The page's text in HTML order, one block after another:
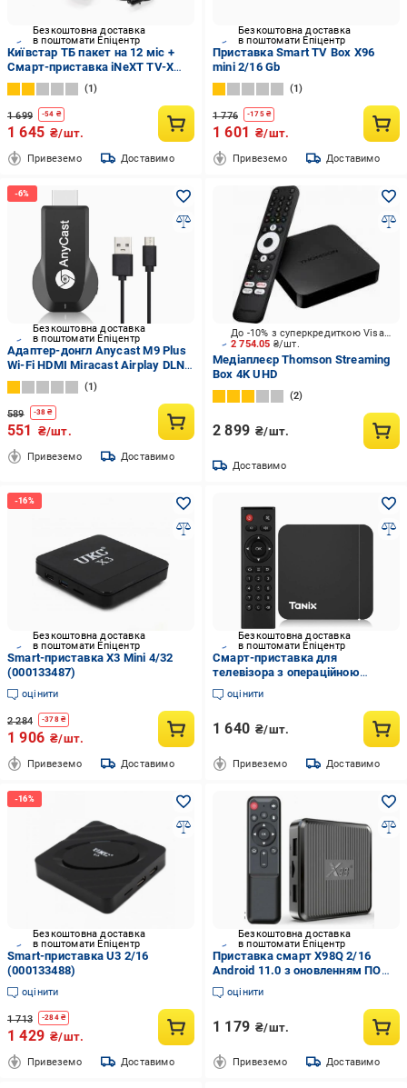
Безкоштовна доставка
в поштомати Епіцентр
Київстар ТБ пакет на 12 міс +
Смарт-приставка iNeXT TV-X
Smart TV Box Android TV 10 (583-
1)
1
1 699 -54 ₴
1 645 ₴/шт.
Привеземо Доставимо
Безкоштовна доставка
в поштомати Епіцентр
Приставка Smart TV Box X96
mini 2/16 Gb
1
1 776 -175₴
1 601 ₴/шт.
Привеземо Доставимо
Безкоштовна доставка
в поштомати Епіцентр
Адаптер-донгл Anycast M9 Plus
Wi-Fi HDMI Miracast Airplay DLNA
(502864)
1
589 -38 ₴
551 ₴/шт.
Привеземо Доставимо
2 754.05 ₴/шт.
До -10% з суперкредиткою Visa Вигода
Медіаплеєр Thomson Streaming
Box 4K UHD
2
2 899 ₴/шт.
Доставимо
Безкоштовна доставка
в поштомати Епіцентр
Smart-приставка X3 Mini 4/32
(000133487)
оцінити
2 284 -378₴
1 906 ₴/шт.
Привеземо Доставимо
Безкоштовна доставка
в поштомати Епіцентр
Смарт-приставка для
телевізора з операційною
системою Андроїд 11 4/32 ГБ та
підтримкою бездротового
оцінити
1 640 ₴/шт.
Привеземо Доставимо
Безкоштовна доставка
в поштомати Епіцентр
Smart-приставка U3 2/16
(000133488)
оцінити
1 713 -284₴
1 429 ₴/шт.
Привеземо Доставимо
Безкоштовна доставка
в поштомати Епіцентр
Приставка смарт X98Q 2/16
Android 11.0 з оновленням ПО
(860826811)
оцінити
1 179 ₴/шт.
Привеземо Доставимо